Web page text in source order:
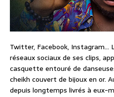
Twitter, Facebook, Instagram…
réseaux sociaux de ses clips,
casquette entouré de
cheikh couvert de bijoux en or.
depuis longtemps livrés à eux-